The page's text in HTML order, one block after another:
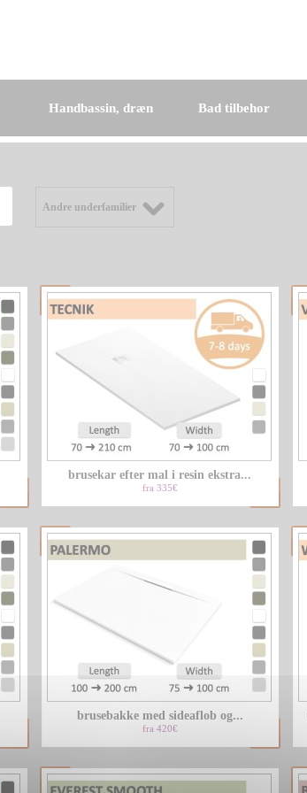
Handbassin, dræn Bad tilbehor
Andre underfamilier
brusekar efter mal i resin ekstra...
fra 335€
brusebakke med sideaflob og...
fra 420€